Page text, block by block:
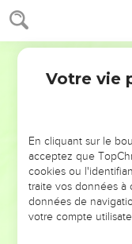
Jérémie 22
Sur Konia, fils
» Moi, je suis
fils de Jojakim, roi
Je te livrerai entre
vie, de ceux devant
Nebucadnetsar, roi
Babyloniens.
Je te jetterai, toi et
dans un autre pays
Votre vie
En cliquant sur le
acceptez que
cookies ou
traite vos données à
données de
votre compte